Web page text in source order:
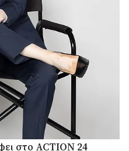
στο ACTION 24